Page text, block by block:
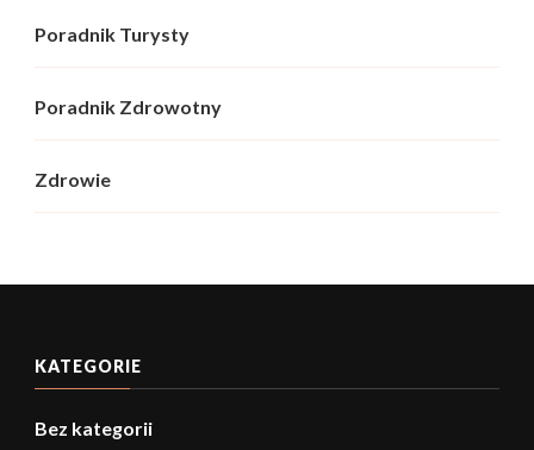
Poradnik Turysty
Poradnik Zdrowotny
Zdrowie
KATEGORIE
Bez kategorii